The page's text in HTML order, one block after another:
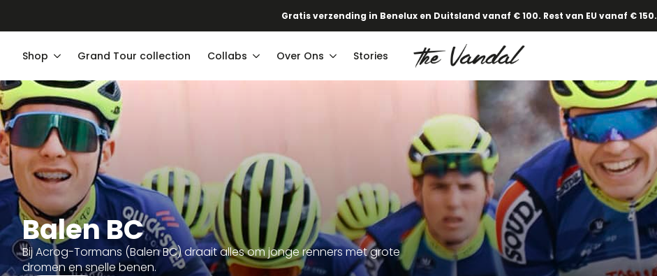
Gratis verzending in Benelux en Duitsland vanaf € 100. Rest van EU vanaf € 150.
Shop Grand Tour collection Collabs Over Ons Stories
Balen BC
Bij Acrog-Tormans (Balen BC) draait alles om jonge renners met grote
dromen en snelle benen.